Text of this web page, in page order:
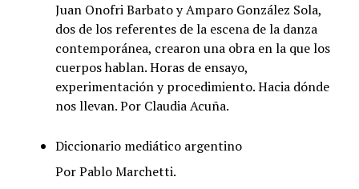
Juan Onofri Barbato y Amparo González Sola,
dos de los referentes de la escena de la danza
contemporánea, crearon una obra en la que los
cuerpos hablan. Horas de ensayo,
experimentación y procedimiento. Hacia dónde
nos llevan. Por Claudia Acuña.
Diccionario mediático argentino
Por Pablo Marchetti.